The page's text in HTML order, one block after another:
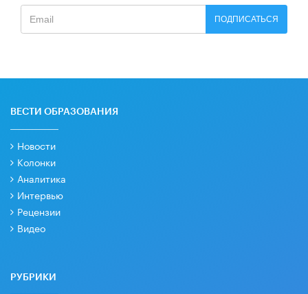
ПОДПИСАТЬСЯ
ВЕСТИ ОБРАЗОВАНИЯ
Новости
Колонки
Аналитика
Интервью
Рецензии
Видео
РУБРИКИ